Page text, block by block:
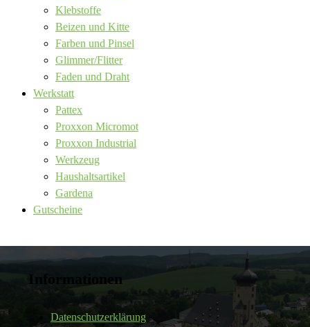
Klebstoffe
Beizen und Kitte
Farben und Pinsel
Glimmer/Flitter
Faden und Draht
Werkstatt
Pattex
Proxxon Micromot
Proxxon Industrial
Werkzeug
Haushaltsartikel
Gardena
Gutscheine
Informationen
Datenschutzerklärung